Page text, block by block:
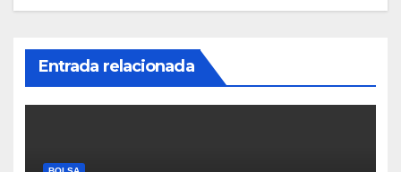
Entrada relacionada